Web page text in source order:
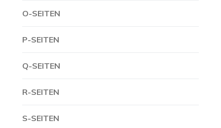
O-SEITEN
P-SEITEN
Q-SEITEN
R-SEITEN
S-SEITEN